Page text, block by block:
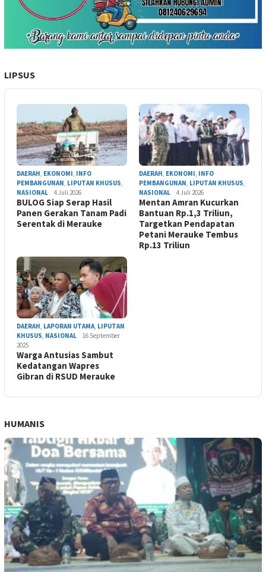
LIPSUS
DAERAH, EKONOMI, INFO
PEMBANGUNAN, LIPUTAN KHUSUS,
NASIONAL
4 Juli 2026
BULOG Siap Serap Hasil
Panen Gerakan Tanam Padi
Serentak di Merauke
DAERAH, EKONOMI, INFO
PEMBANGUNAN, LIPUTAN KHUSUS,
NASIONAL
4 Juli 2026
Mentan Amran Kucurkan
Bantuan Rp.1,3 Triliun,
Targetkan Pendapatan
Petani Merauke Tembus
Rp.13 Triliun
DAERAH, LAPORAN UTAMA, LIPUTAN
KHUSUS, NASIONAL
16 September
2025
Warga Antusias Sambut
Kedatangan Wapres
Gibran di RSUD Merauke
HUMANIS